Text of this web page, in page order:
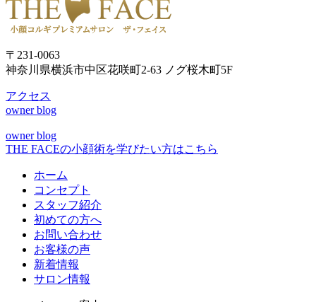
〒231-0063
神奈川県横浜市中区花咲町2-63 ノグ桜木町5F
アクセス
owner blog
owner blog
THE FACEの小顔術を学びたい方はこちら
ホーム
コンセプト
スタッフ紹介
初めての方へ
お問い合わせ
お客様の声
新着情報
サロン情報